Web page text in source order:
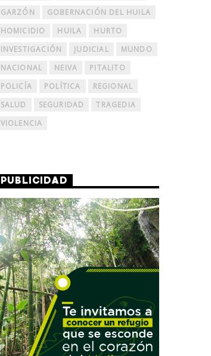
GARZÓN
GOBERNACIÓN DEL HUILA
HOMICIDIO
HUILA
HURTO
INVESTIGACIÓN
JUDICIAL
MUNDO
NACIONAL
NEIVA
PITALITO
POLICÍA
POLÍTICA
REGIONAL
SALUD
SEGURIDAD
TRAGEDIA
VIOLENCIA
PUBLICIDAD